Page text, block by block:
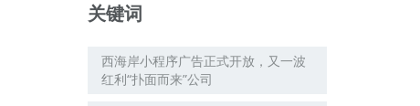
关键词
西海岸小程序广告正式开放，又一波
红利“扑面而来”公司